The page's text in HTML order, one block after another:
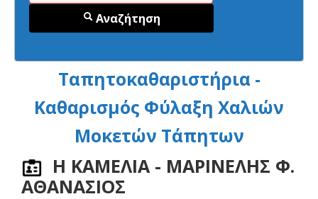
Αναζήτηση
Ταπητοκαθαριστήρια -
Καθαρισμός Φύλαξη Χαλιών
Μοκετών Τάπητων
Η ΚΑΜΕΛΙΑ - ΜΑΡΙΝΕΛΗΣ Φ.
ΑΘΑΝΑΣΙΟΣ